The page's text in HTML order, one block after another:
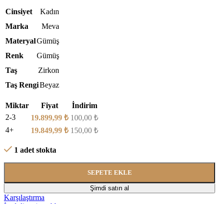
Cinsiyet
Kadın
Marka
Meva
MateryalGümüş
Renk
Gümüş
Taş
Zirkon
Taş RengiBeyaz
Miktar Fiyat
İndirim
2-3
19.899,99 ₺ 100,00 ₺
4+
19.849,99 ₺ 150,00 ₺
1 adet stokta
SEPETE EKLE
Şimdi satın al
Karşılaştırma